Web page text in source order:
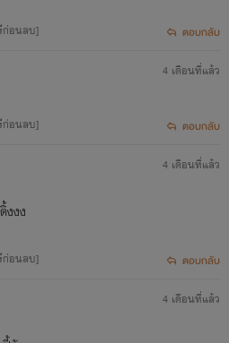
แล้ว
day วางขายแล้ว
งขายแล้ว
เจตนัย-จิณณะ] วางขายแล้ว
ก่อนลบ] ตอบกลับ
ก่อนลบ]
4 เดือนที่แล้ว
ตอบกลับ
งงง
ก่อนลบ]
4 เดือนที่แล้ว
ตอบกลับ
4 เดือนที่แล้ว